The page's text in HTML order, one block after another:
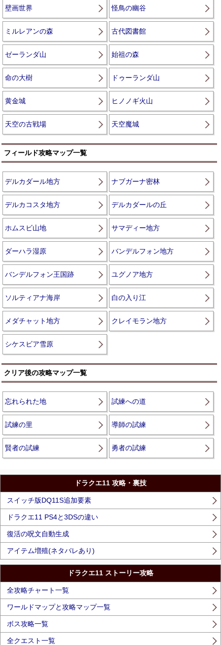
壁画世界 怪鳥の幽谷
ミルレアンの森 古代図書館
ゼーランダ山 始祖の森
命の大樹 ドゥーランダ山
黄金城 ヒノノギ火山
天空の古戦場 天空魔城
フィールド攻略マップ一覧
デルカダール地方 ナブガーナ密林
デルカコスタ地方 デルカダールの丘
ホムスビ山地 サマディー地方
ダーハラ湿原 バンデルフォン地方
バンデルフォン王国跡 ユグノア地方
ソルティアナ海岸 白の入り江
メダチャット地方 クレイモラン地方
シケスビア雪原
クリア後の攻略マップ一覧
忘れられた地 試練への道
試練の里 導師の試練
賢者の試練 勇者の試練
ドラクエ11 攻略・裏技
スイッチ版DQ11S追加要素
ドラクエ11 PS4と3DSの違い
復活の呪文自動生成
アイテム増殖(ネタバレあり)
ドラクエ11 ストーリー攻略
全攻略チャート一覧
ワールドマップと攻略マップ一覧
ボス攻略一覧
全クエスト一覧